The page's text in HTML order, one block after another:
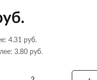
4.31 руб.
3.80 руб.